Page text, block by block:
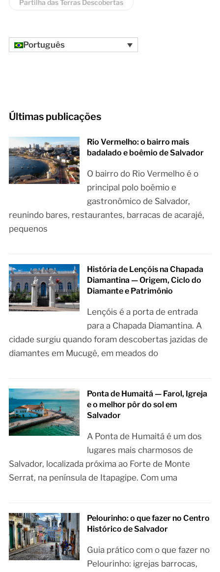
Partilha das Terras Descobertas
Português
Últimas publicações
Rio Vermelho: o bairro mais
badalado e boêmio de Salvador
O bairro do Rio Vermelho é o
principal polo boêmio e
gastronômico de Salvador,
reunindo bares, restaurantes, barracas de acarajé,
pequenos
História de Lençóis na Chapada
Diamantina — Origem, Ciclo do
Diamante e Patrimônio
Lençóis é a porta de entrada
para a Chapada Diamantina. A
cidade surgiu quando foram descobertas jazidas de
diamantes em Mucugê, em meados do
Ponta de Humaitá — Farol, Igreja
e o melhor pôr do sol em
Salvador
A Ponta de Humaitá é um dos
lugares mais charmosos de
Salvador, localizada próxima ao Forte de Monte
Serrat, na península de Itapagipe. Com uma
Pelourinho: o que fazer no Centro
Histórico de Salvador
Guia prático com o que fazer no
Pelourinho: igrejas barrocas,